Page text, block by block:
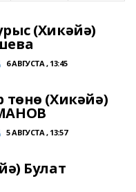
(Хикәйә)
6 АВГУСТА , 13:45
төнө (Хикәйә)
5 АВГУСТА , 13:57
Булат